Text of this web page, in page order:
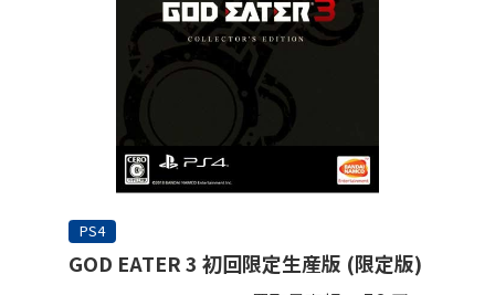
PS4
GOD EATER 3 初回限定生産版 (限定版)